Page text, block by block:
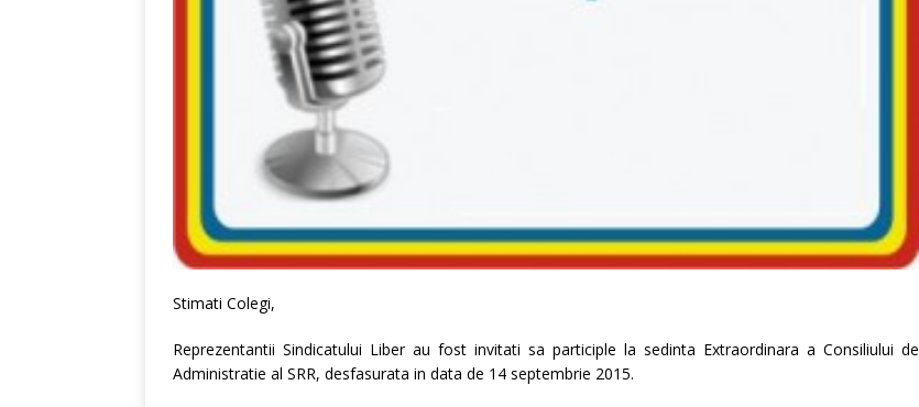
Stimati Colegi,
Reprezentantii Sindicatului Liber au fost invitati sa participle la sedinta Extraordinara a Consiliului de
Administratie al SRR, desfasurata in data de 14 septembrie 2015.